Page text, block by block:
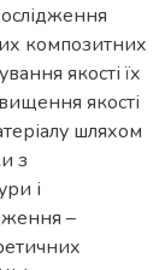
композитних
якості їх
якості
шляхом
з
і
–